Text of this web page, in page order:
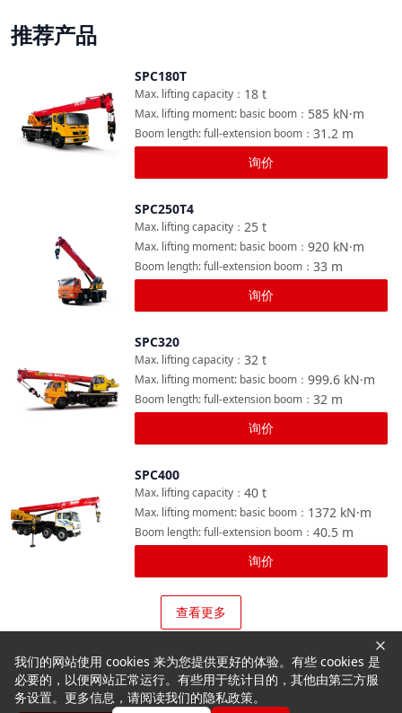
推荐产品
SPC180T
18 t
Max. lifting capacity ：
585 kN·m
Max. lifting moment: basic boom ：
31.2 m
Boom length: full-extension boom ：
询价
SPC250T4
25 t
Max. lifting capacity ：
920 kN·m
Max. lifting moment: basic boom ：
33 m
Boom length: full-extension boom ：
询价
SPC320
32 t
Max. lifting capacity ：
999.6 kN·m
Max. lifting moment: basic boom ：
32 m
Boom length: full-extension boom ：
询价
SPC400
40 t
Max. lifting capacity ：
1372 kN·m
Max. lifting moment: basic boom ：
40.5 m
Boom length: full-extension boom ：
询价
查看更多
我们的网站使用 cookies 来为您提供更好的体验。有些 cookies 是
必要的，以便网站正常运行。有些用于统计目的，其他由第三方服
务设置。更多信息，请阅读我们的隐私政策。